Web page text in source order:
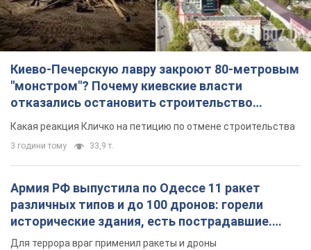
Киево-Печерскую лавру закроют 80-метровым
"монстром"? Почему киевские власти
отказались остановить строительство
небоскреба "московского верующего"
Какая реакция Кличко на петицию по отмене строительства
3 години тому 33,9 т.
Армия РФ выпустила по Одессе 11 ракет
различных типов и до 100 дронов: горели
исторические здания, есть пострадавшие.
Фото и видео
Для террора враг применил ракеты и дроны